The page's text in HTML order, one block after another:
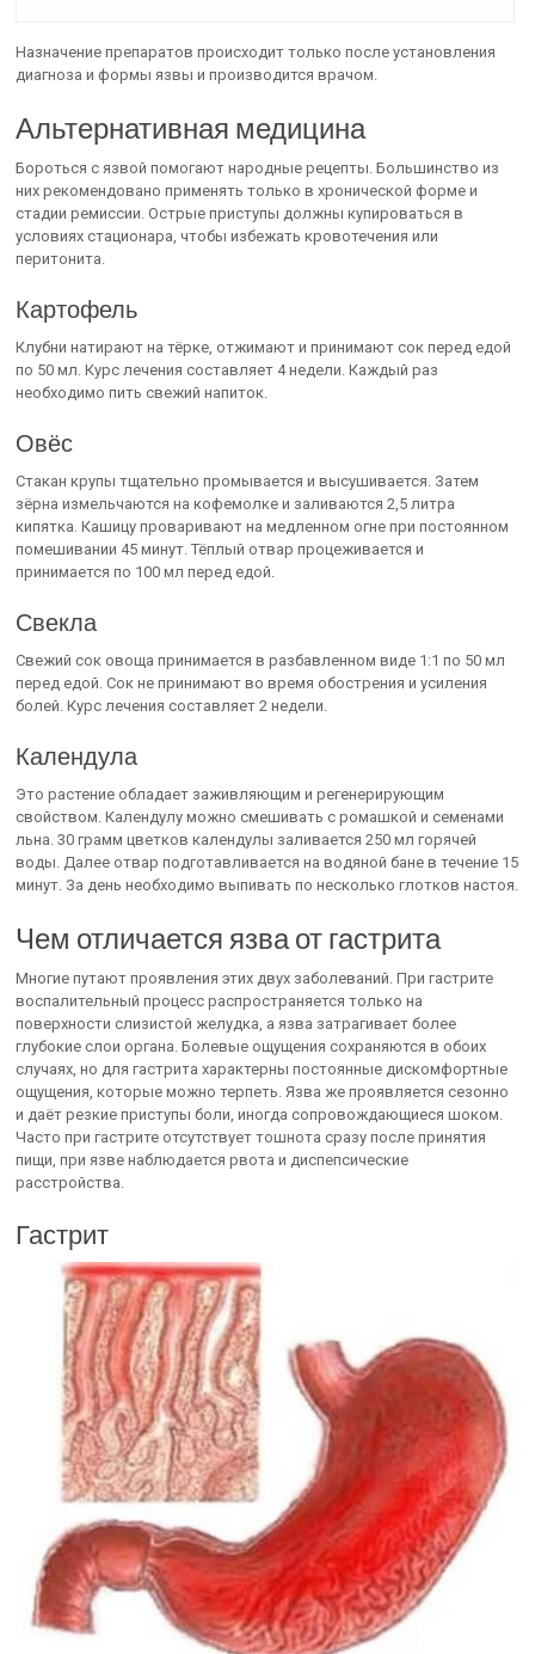
Назначение препаратов происходит только после установления
диагноза и формы язвы и производится врачом.
Альтернативная медицина
Бороться с язвой помогают народные рецепты. Большинство из
них рекомендовано применять только в хронической форме и
стадии ремиссии. Острые приступы должны купироваться в
условиях стационара, чтобы избежать кровотечения или
перитонита.
Картофель
Клубни натирают на тёрке, отжимают и принимают сок перед едой
по 50 мл. Курс лечения составляет 4 недели. Каждый раз
необходимо пить свежий напиток.
Овёс
Стакан крупы тщательно промывается и высушивается. Затем
зёрна измельчаются на кофемолке и заливаются 2,5 литра
кипятка. Кашицу проваривают на медленном огне при постоянном
помешивании 45 минут. Тёплый отвар процеживается и
принимается по 100 мл перед едой.
Свекла
Свежий сок овоща принимается в разбавленном виде 1:1 по 50 мл
перед едой. Сок не принимают во время обострения и усиления
болей. Курс лечения составляет 2 недели.
Календула
Это растение обладает заживляющим и регенерирующим
свойством. Календулу можно смешивать с ромашкой и семенами
льна. 30 грамм цветков календулы заливается 250 мл горячей
воды. Далее отвар подготавливается на водяной бане в течение 15
минут. За день необходимо выпивать по несколько глотков настоя.
Чем отличается язва от гастрита
Многие путают проявления этих двух заболеваний. При гастрите
воспалительный процесс распространяется только на
поверхности слизистой желудка, а язва затрагивает более
глубокие слои органа. Болевые ощущения сохраняются в обоих
случаях, но для гастрита характерны постоянные дискомфортные
ощущения, которые можно терпеть. Язва же проявляется сезонно
и даёт резкие приступы боли, иногда сопровождающиеся шоком.
Часто при гастрите отсутствует тошнота сразу после принятия
пищи, при язве наблюдается рвота и диспепсические
расстройства.
Гастрит